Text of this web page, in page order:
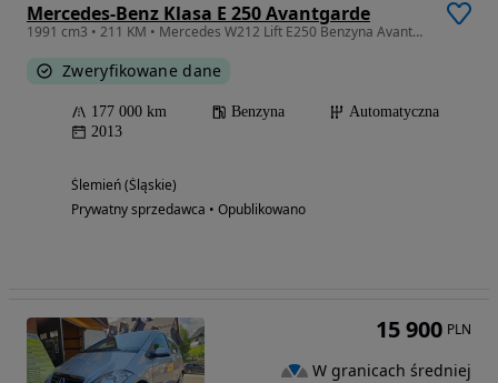
Mercedes-Benz Klasa E 250 Avantgarde
1991 cm3 • 211 KM • Mercedes W212 Lift E250 Benzyna Avantgarde Prestige Sport Panorama
Zweryfikowane dane
177 000 km Benzyna
Automatyczna
2013
Ślemień (Śląskie)
Prywatny sprzedawca • Opublikowano
15 900 PLN
W granicach średniej